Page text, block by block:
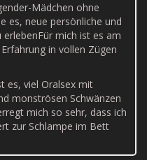
Mädchen ohne
es, neue persönliche und
erlebenFür mich ist es am
in vollen Zügen
es, viel Oralsex mit
monströsen Schwänzen
mich so sehr, dass ich
zur Schlampe im Bett